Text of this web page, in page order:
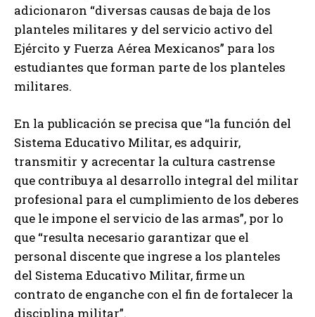
adicionaron “diversas causas de baja de los
planteles militares y del servicio activo del
Ejército y Fuerza Aérea Mexicanos” para los
estudiantes que forman parte de los planteles
militares.
En la publicación se precisa que “la función del
Sistema Educativo Militar, es adquirir,
transmitir y acrecentar la cultura castrense
que contribuya al desarrollo integral del militar
profesional para el cumplimiento de los deberes
que le impone el servicio de las armas”, por lo
que “resulta necesario garantizar que el
personal discente que ingrese a los planteles
del Sistema Educativo Militar, firme un
contrato de enganche con el fin de fortalecer la
disciplina militar”.